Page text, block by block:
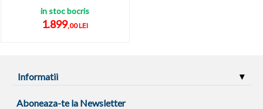
in stoc bocris
1.899,00 LEI
Informatii
Aboneaza-te la Newsletter